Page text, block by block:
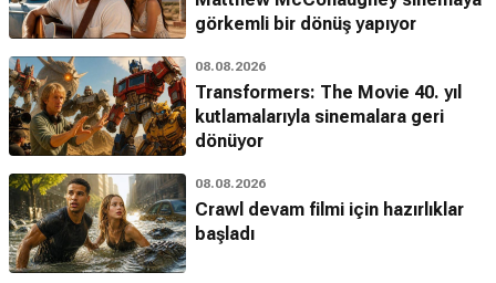
görkemli bir dönüş yapıyor
08.08.2026
Transformers: The Movie 40. yıl
kutlamalarıyla sinemalara geri
dönüyor
08.08.2026
Crawl devam filmi için hazırlıklar
başladı